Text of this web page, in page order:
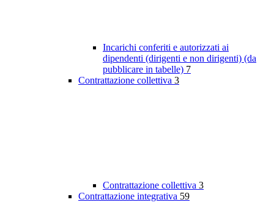
Incarichi conferiti e autorizzati ai
dipendenti (dirigenti e non dirigenti) (da
pubblicare in tabelle) 7
Contrattazione collettiva 3
Contrattazione collettiva 3
Contrattazione integrativa 59